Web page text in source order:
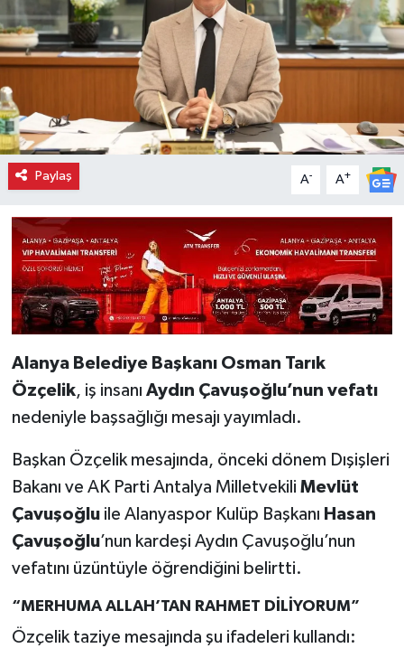
Paylaş A- A+
Alanya Belediye Başkanı Osman Tarık
Özçelik, iş insanı Aydın Çavuşoğlu’nun vefatı
nedeniyle başsağlığı mesajı yayımladı.
Başkan Özçelik mesajında, önceki dönem Dışişleri
Bakanı ve AK Parti Antalya Milletvekili Mevlüt
Çavuşoğluile Alanyaspor Kulüp Başkanı Hasan
Çavuşoğlu’nun kardeşi Aydın Çavuşoğlu’nun
vefatını üzüntüyle öğrendiğini belirtti.
“MERHUMA ALLAH’TAN RAHMET DİLİYORUM”
Özçelik taziye mesajında şu ifadeleri kullandı: